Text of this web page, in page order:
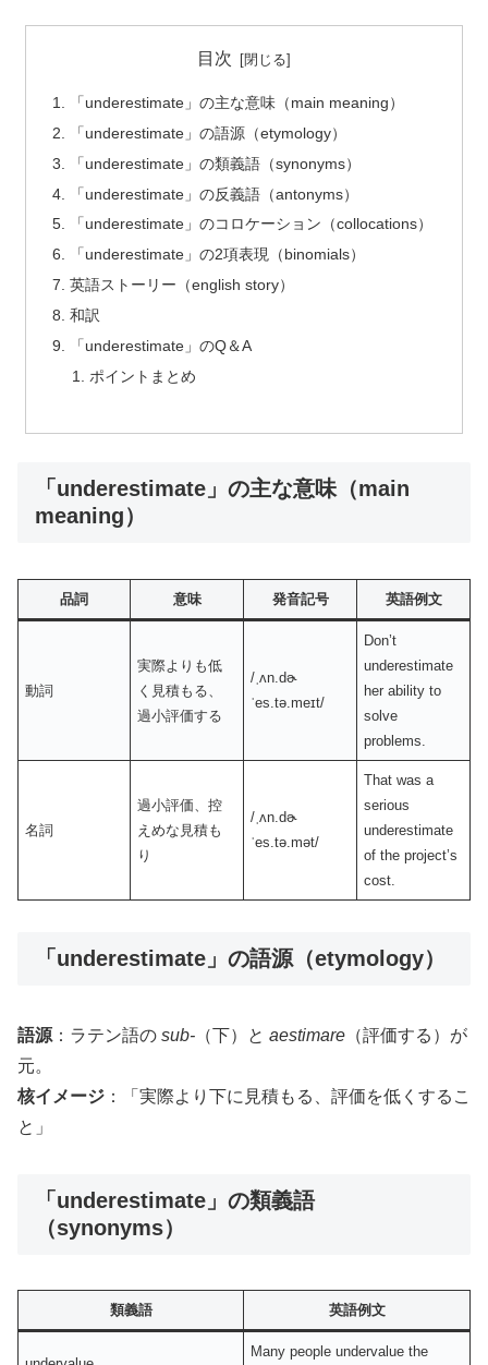
目次
「underestimate」の主な意味（main meaning）
「underestimate」の語源（etymology）
「underestimate」の類義語（synonyms）
「underestimate」の反義語（antonyms）
「underestimate」のコロケーション（collocations）
「underestimate」の2項表現（binomials）
英語ストーリー（english story）
和訳
「underestimate」のQ＆A
ポイントまとめ
「underestimate」の主な意味（main
meaning）
品詞 意味 発音記号 英語例文
動詞
実際よりも低
く見積もる、
過小評価する
/ˌʌn.dɚ
ˈes.tə.meɪt/
Don’t
underestimate
her ability to
solve
problems.
名詞
過小評価、控
えめな見積も
り
/ˌʌn.dɚ
ˈes.tə.mət/
That was a
serious
underestimate
of the project’s
cost.
「underestimate」の語源（etymology）
語源 ：ラテン語の sub- （下）と aestimare （評価する）が
元。
核イメージ ：「実際より下に見積もる、評価を低くするこ
と」
「underestimate」の類義語
（synonyms）
類義語 英語例文
Many people undervalue the